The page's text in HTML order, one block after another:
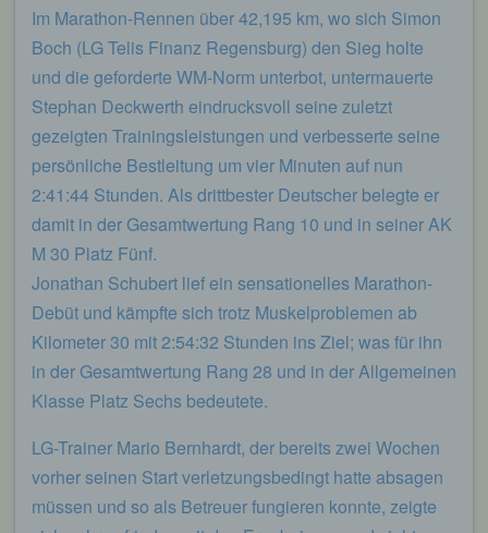
Im Marathon-Rennen über 42,195 km, wo sich Simon
Boch (LG Telis Finanz Regensburg) den Sieg holte
und die geforderte WM-Norm unterbot, untermauerte
Stephan Deckwerth eindrucksvoll seine zuletzt
gezeigten Trainingsleistungen und verbesserte seine
persönliche Bestleitung um vier Minuten auf nun
2:41:44 Stunden. Als drittbester Deutscher belegte er
damit in der Gesamtwertung Rang 10 und in seiner AK
M 30 Platz Fünf.
Jonathan Schubert lief ein sensationelles Marathon-
Debüt und kämpfte sich trotz Muskelproblemen ab
Kilometer 30 mit 2:54:32 Stunden ins Ziel; was für ihn
in der Gesamtwertung Rang 28 und in der Allgemeinen
Klasse Platz Sechs bedeutete.
LG-Trainer Mario Bernhardt, der bereits zwei Wochen
vorher seinen Start verletzungsbedingt hatte absagen
müssen und so als Betreuer fungieren konnte, zeigte
Technik unserer Internetseite zu gewährleisten
sowie (4) um Strafverfolgungsbehörden im Falle
eines Cyberangriffes die zur Strafverfolgung
notwendigen Informationen bereitzustellen. Diese
anonym erhobenen Daten und Informationen
werden durch uns daher einerseits statistisch und
ferner mit dem Ziel ausgewertet, den Datenschutz
und die Datensicherheit in unserem Unternehmen
zu erhöhen, um letztlich ein optimales
Schutzniveau für die von uns verarbeiteten
personenbezogenen Daten sicherzustellen. Die
anonymen Daten der Server-Logfiles werden
getrennt von allen durch eine betroffene Person
angegebenen personenbezogenen Daten
gespeichert.
Registrierung auf unserer Internetseite
Die betroffene Person hat die Möglichkeit, sich auf
Verantwortlichen unter Angabe von
Welche personenbezogenen Daten dabei an den
für die Verarbeitung Verantwortlichen übermittelt
werden, ergibt sich aus der jeweiligen